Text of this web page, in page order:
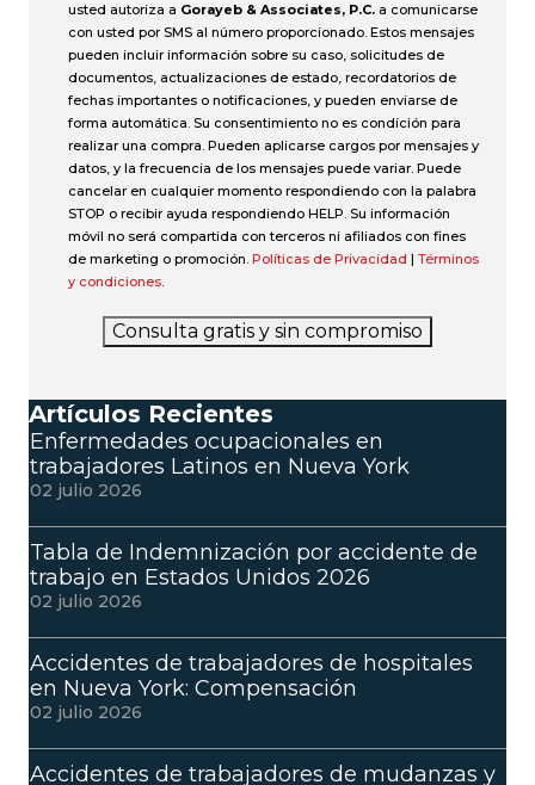
usted autoriza a Gorayeb & Associates, P.C. a comunicarse
con usted por SMS al número proporcionado. Estos mensajes
pueden incluir información sobre su caso, solicitudes de
documentos, actualizaciones de estado, recordatorios de
fechas importantes o notificaciones, y pueden enviarse de
forma automática. Su consentimiento no es condición para
realizar una compra. Pueden aplicarse cargos por mensajes y
datos, y la frecuencia de los mensajes puede variar. Puede
cancelar en cualquier momento respondiendo con la palabra
STOP o recibir ayuda respondiendo HELP. Su información
móvil no será compartida con terceros ni afiliados con fines
de marketing o promoción. Políticas de Privacidad | Términos
y condiciones.
Consulta gratis y sin compromiso
Artículos Recientes
Enfermedades ocupacionales en
trabajadores Latinos en Nueva York
02 julio 2026
Tabla de Indemnización por accidente de
trabajo en Estados Unidos 2026
02 julio 2026
Accidentes de trabajadores de hospitales
en Nueva York: Compensación
02 julio 2026
Accidentes de trabajadores de mudanzas y